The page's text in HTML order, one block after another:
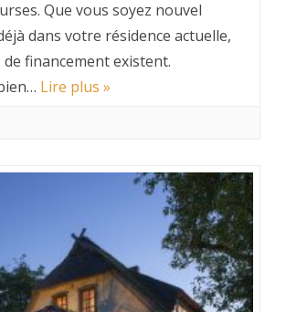
Que vous soyez nouvel
dans votre résidence actuelle,
financement existent.
Lire plus »